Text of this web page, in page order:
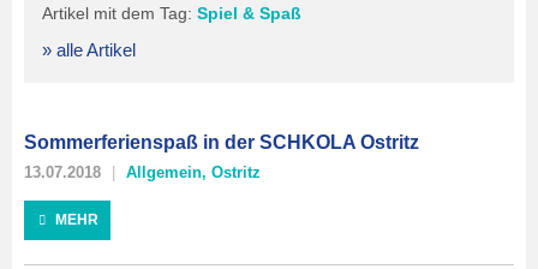
Artikel mit dem Tag: Spiel & Spaß
» alle Artikel
Sommerferienspaß in der SCHKOLA Ostritz
13.07.2018 Allgemein, Ostritz
MEHR